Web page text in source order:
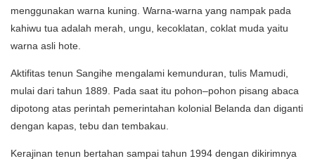
menggunakan warna kuning. Warna-warna yang nampak pada
kahiwu tua adalah merah, ungu, kecoklatan, coklat muda yaitu
warna asli hote.
Aktifitas tenun Sangihe mengalami kemunduran, tulis Mamudi,
mulai dari tahun 1889. Pada saat itu pohon–pohon pisang abaca
dipotong atas perintah pemerintahan kolonial Belanda dan diganti
dengan kapas, tebu dan tembakau.
Kerajinan tenun bertahan sampai tahun 1994 dengan dikirimnya